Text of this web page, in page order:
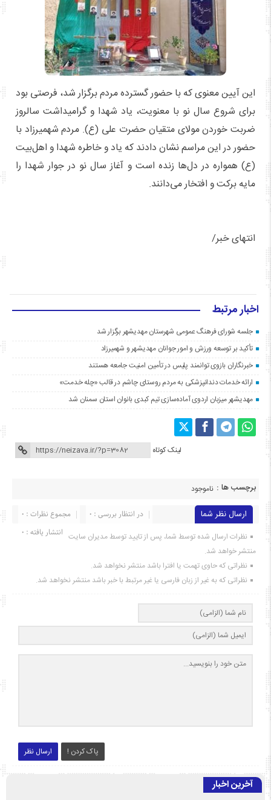
این آیین معنوی که با حضور گسترده مردم برگزار شد، فرصتی بود
برای شروع سال نو با معنویت، یاد شهدا و گرامیداشت سالروز
ضربت خوردن مولای متقیان حضرت علی (ع). مردم شهمیرزاد با
حضور در این مراسم نشان دادند که یاد و خاطره شهدا و اهل‌بیت
(ع) همواره در دل‌ها زنده است و آغاز سال نو در جوار شهدا را
مایه برکت و افتخار می‌دانند.
انتهای خبر/
اخبار مرتبط
جلسه شورای فرهنگ عمومی شهرستان مهدیشهر برگزار شد
تأکید بر توسعه ورزش و امور جوانان مهدیشهر و شهمیرزاد
خبرنگاران بازوی توانمند پلیس در تأمین امنیت جامعه هستند
ارائه خدمات دندانپزشکی به مردم روستای چاشم در قالب «چله خدمت»
مهدیشهر میزبان اردوی آماده‌سازی تیم کبدی بانوان استان سمنان شد
لینک کوتاه
برچسب ها : ناموجود
ارسال نظر شما مجموع نظرات : 0
در انتظار بررسی : 0
انتشار یافته : ۰ نظرات ارسال شده توسط شما، پس از تایید توسط مدیران سایت
منتشر خواهد شد.
نظراتی که حاوی تهمت یا افترا باشد منتشر نخواهد شد.
نظراتی که به غیر از زبان فارسی یا غیر مرتبط با خبر باشد منتشر نخواهد شد.
ارسال نظر پاک کردن !
آخرین اخبار